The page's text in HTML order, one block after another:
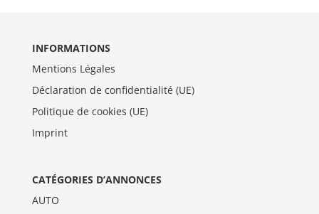
INFORMATIONS
Mentions Légales
Déclaration de confidentialité (UE)
Politique de cookies (UE)
Imprint
CATÉGORIES D’ANNONCES
AUTO